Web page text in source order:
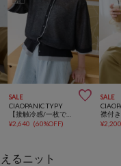
SALE 
CIAOPANIC TYPY
【接触冷感/一枚で決まる】レイヤードライク配色5分袖シアーニットカーデ
¥2,640 (60%OFF)
SALE
¥
るニット